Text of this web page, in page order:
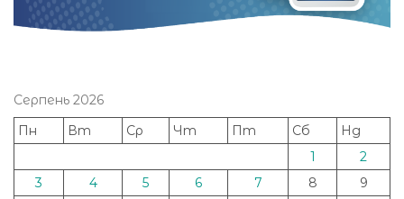
Серпень 2026
Пн
Вт Ср Чт Пт Сб
Нд
1
2
3
4 5 6 7 8
9